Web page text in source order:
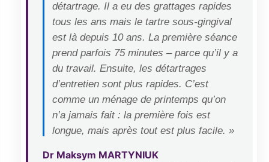
détartrage. Il a eu des grattages rapides
tous les ans mais le tartre sous-gingival
est là depuis 10 ans. La première séance
prend parfois 75 minutes – parce qu’il y a
du travail. Ensuite, les détartrages
d’entretien sont plus rapides. C’est
comme un ménage de printemps qu’on
n’a jamais fait : la première fois est
longue, mais après tout est plus facile. »
Dr Maksym MARTYNIUK